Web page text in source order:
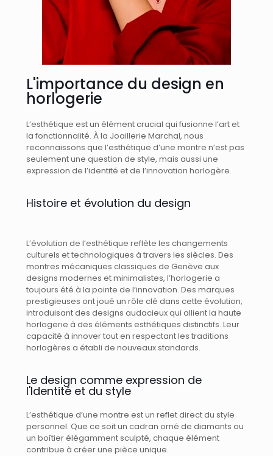
L'importance du design en
horlogerie
L’esthétique est un élément crucial qui fusionne l’art et
la fonctionnalité. À la Joaillerie Marchal, nous
reconnaissons que l’esthétique d’une montre n’est pas
seulement une question de style, mais aussi une
expression de l’identité et de l’innovation horlogère.
Histoire et évolution du design
L’évolution de l’esthétique reflète les changements
culturels et technologiques à travers les siècles. Des
montres mécaniques classiques de Genève aux
designs modernes et minimalistes, l’horlogerie a
toujours été à la pointe de l’innovation. Des marques
prestigieuses ont joué un rôle clé dans cette évolution,
introduisant des designs audacieux qui allient la haute
horlogerie à des éléments esthétiques distinctifs. Leur
capacité à innover tout en respectant les traditions
horlogères a établi de nouveaux standards.
Le design comme expression de
l'Identité et du style
L’esthétique d’une montre est un reflet direct du style
personnel. Que ce soit un cadran orné de diamants ou
un boîtier élégamment sculpté, chaque élément
contribue à créer une pièce unique.